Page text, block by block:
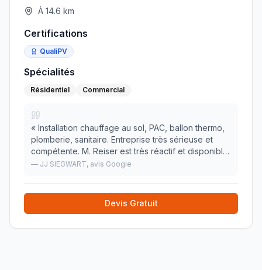
À 14.6 km
Certifications
QualiPV
Spécialités
Résidentiel Commercial
« Installation chauffage au sol, PAC, ballon thermo,
plomberie, sanitaire. Entreprise très sérieuse et
compétente. M. Reiser est très réactif et disponible.
Rien à reprocher. Tout s'est parfaitement bien
— JJ SIEGWART, avis Google
Devis Gratuit